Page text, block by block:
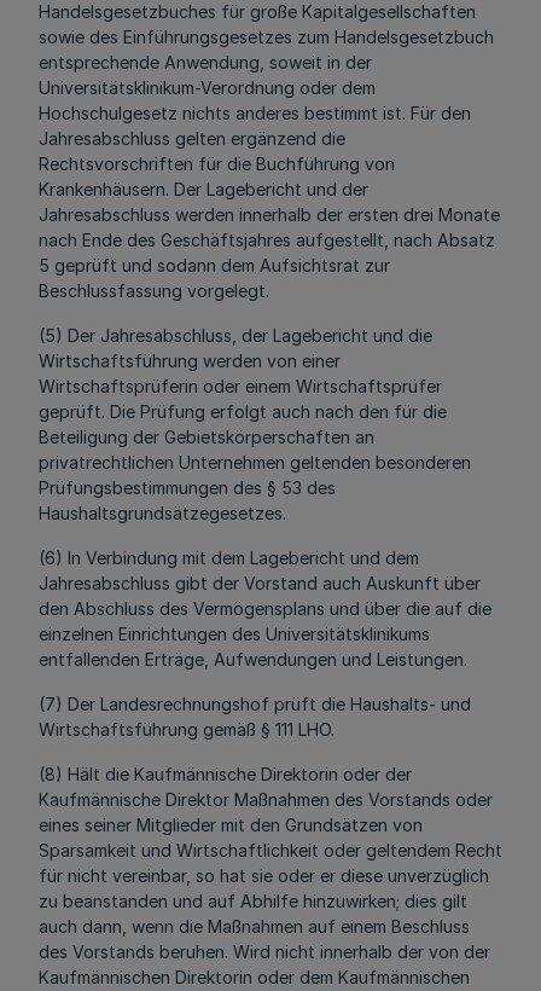
Handelsgesetzbuches für große Kapitalgesellschaften
sowie des Einführungsgesetzes zum Handelsgesetzbuch
entsprechende Anwendung, soweit in der
Universitätsklinikum-Verordnung oder dem
Hochschulgesetz nichts anderes bestimmt ist. Für den
Jahresabschluss gelten ergänzend die
Rechtsvorschriften für die Buchführung von
Krankenhäusern. Der Lagebericht und der
Jahresabschluss werden innerhalb der ersten drei Monate
nach Ende des Geschäftsjahres aufgestellt, nach Absatz
5 geprüft und sodann dem Aufsichtsrat zur
Beschlussfassung vorgelegt.
(5) Der Jahresabschluss, der Lagebericht und die
Wirtschaftsführung werden von einer
Wirtschaftsprüferin oder einem Wirtschaftsprüfer
geprüft. Die Prüfung erfolgt auch nach den für die
Beteiligung der Gebietskörperschaften an
privatrechtlichen Unternehmen geltenden besonderen
Prüfungsbestimmungen des § 53 des
Haushaltsgrundsätzegesetzes.
(6) In Verbindung mit dem Lagebericht und dem
Jahresabschluss gibt der Vorstand auch Auskunft über
den Abschluss des Vermögensplans und über die auf die
einzelnen Einrichtungen des Universitätsklinikums
entfallenden Erträge, Aufwendungen und Leistungen.
(7) Der Landesrechnungshof prüft die Haushalts- und
Wirtschaftsführung gemäß § 111 LHO.
(8) Hält die Kaufmännische Direktorin oder der
Kaufmännische Direktor Maßnahmen des Vorstands oder
eines seiner Mitglieder mit den Grundsätzen von
Sparsamkeit und Wirtschaftlichkeit oder geltendem Recht
für nicht vereinbar, so hat sie oder er diese unverzüglich
zu beanstanden und auf Abhilfe hinzuwirken; dies gilt
auch dann, wenn die Maßnahmen auf einem Beschluss
des Vorstands beruhen. Wird nicht innerhalb der von der
Kaufmännischen Direktorin oder dem Kaufmännischen